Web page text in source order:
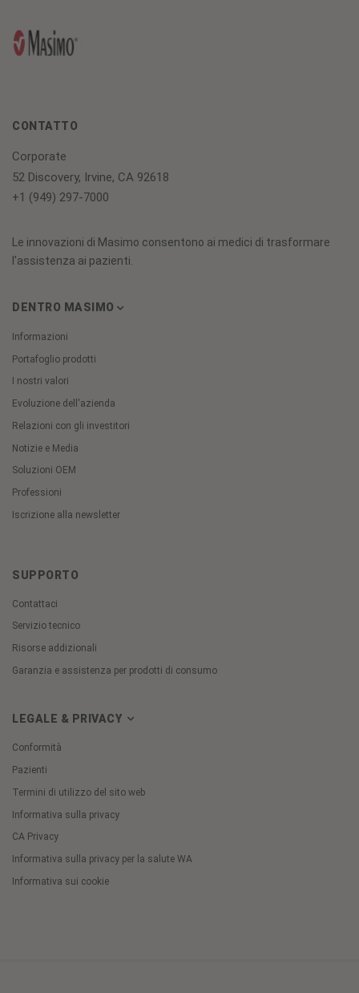
CONTATTO
Corporate
52 Discovery, Irvine, CA 92618
+1 (949) 297-7000
Le innovazioni di Masimo consentono ai medici di trasformare
l'assistenza ai pazienti.
DENTRO MASIMO
Informazioni
Portafoglio prodotti
I nostri valori
Evoluzione dell'azienda
Relazioni con gli investitori
Notizie e Media
Soluzioni OEM
Professioni
Iscrizione alla newsletter
SUPPORTO
Contattaci
Servizio tecnico
Risorse addizionali
Garanzia e assistenza per prodotti di consumo
LEGALE & PRIVACY
Conformità
Pazienti
Termini di utilizzo del sito web
Informativa sulla privacy
CA Privacy
Informativa sulla privacy per la salute WA
Informativa sui cookie